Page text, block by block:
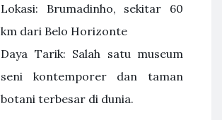
Lokasi: Brumadinho, sekitar 60
km dari Belo Horizonte
Daya Tarik: Salah satu museum
seni kontemporer dan taman
botani terbesar di dunia.